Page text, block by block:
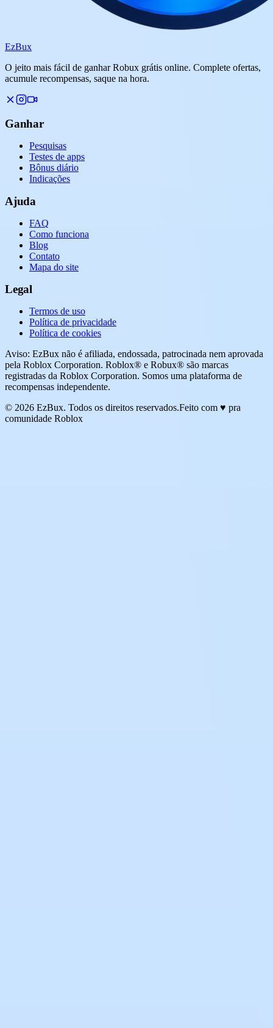
EzBux
O jeito mais fácil de ganhar Robux grátis online. Complete ofertas,
acumule recompensas, saque na hora.
Ganhar
Pesquisas
Testes de apps
Bônus diário
Indicações
Ajuda
FAQ
Como funciona
Blog
Contato
Mapa do site
Legal
Termos de uso
Política de privacidade
Política de cookies
Aviso: EzBux não é afiliada, endossada, patrocinada nem aprovada
pela Roblox Corporation. Roblox® e Robux® são marcas
registradas da Roblox Corporation. Somos uma plataforma de
recompensas independente.
© 2026 EzBux. Todos os direitos reservados.Feito com ♥ pra
comunidade Roblox